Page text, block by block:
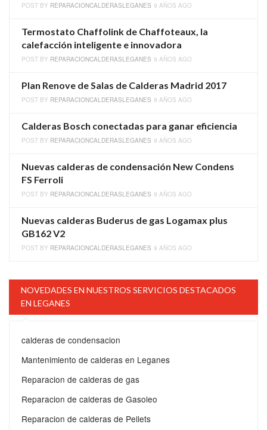
POST BY REPARACIONCALDERASLEGANES 9 AÑOS AGO
Termostato Chaffolink de Chaffoteaux, la
calefacción inteligente e innovadora
POST BY REPARACIONCALDERASLEGANES 9 AÑOS AGO
Plan Renove de Salas de Calderas Madrid 2017
POST BY REPARACIONCALDERASLEGANES 9 AÑOS AGO
Calderas Bosch conectadas para ganar eficiencia
POST BY REPARACIONCALDERASLEGANES 9 AÑOS AGO
Nuevas calderas de condensación New Condens
FS Ferroli
POST BY REPARACIONCALDERASLEGANES 9 AÑOS AGO
Nuevas calderas Buderus de gas Logamax plus
GB162 V2
POST BY REPARACIONCALDERASLEGANES 9 AÑOS AGO
NOVEDADES EN NUESTROS SERVICIOS DESTACADOS
EN LEGANES
calderas de condensacion
Mantenimiento de calderas en Leganes
Reparacion de calderas de gas
Reparacion de calderas de Gasoleo
Reparacion de calderas de Pellets